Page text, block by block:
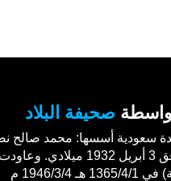
صحيفة البلاد
هـ الموافق 3 أبريل 1932
هـ 1946/3/4 م